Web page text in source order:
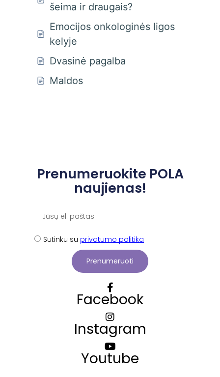
šeima ir draugais?
Emocijos onkologinės ligos
kelyje
Dvasinė pagalba
Maldos
Prenumeruokite POLA
naujienas!
Sutinku su privatumo politika
Prenumeruoti
Facebook
Instagram
Youtube